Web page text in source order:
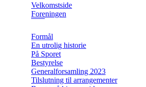
Velkomstside
Foreningen
Formål
En utrolig historie
På Sporet
Bestyrelse
Generalforsamling 2023
Tilslutning til arrangementer